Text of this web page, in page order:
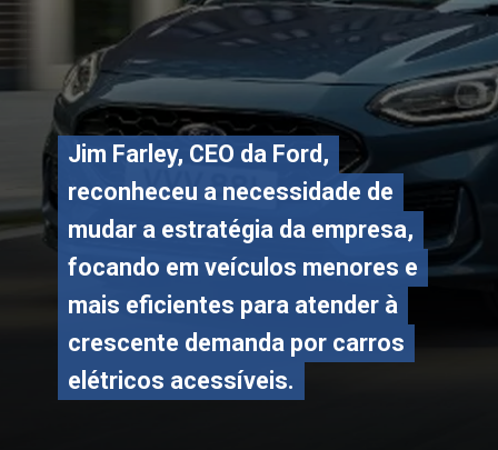
Jim Farley, CEO da Ford,
reconheceu a necessidade de
mudar a estratégia da empresa,
focando em veículos menores e
mais eficientes para atender à
crescente demanda por carros
elétricos acessíveis.
Jim Farley, CEO da Ford,
reconheceu a necessidade de
mudar a estratégia da empresa,
focando em veículos menores e
mais eficientes para atender à
crescente demanda por carros
elétricos acessíveis.